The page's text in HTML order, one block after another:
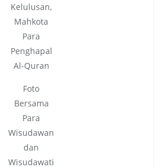
Kelulusan,
Mahkota
Para
Penghapal
Al-Quran
Foto
Bersama
Para
Wisudawan
dan
Wisudawati